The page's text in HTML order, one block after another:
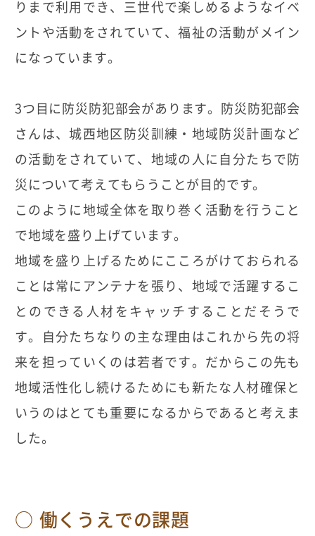
りまで利用でき、三世代で楽しめるようなイベ
ントや活動をされていて、福祉の活動がメイン
になっています。
3つ目に防災防犯部会があります。防災防犯部会
さんは、城西地区防災訓練・地域防災計画など
の活動をされていて、地域の人に自分たちで防
災について考えてもらうことが目的です。
このように地域全体を取り巻く活動を行うこと
で地域を盛り上げています。
地域を盛り上げるためにこころがけておられる
ことは常にアンテナを張り、地域で活躍するこ
とのできる人材をキャッチすることだそうで
す。自分たちなりの主な理由はこれから先の将
来を担っていくのは若者です。だからこの先も
地域活性化し続けるためにも新たな人材確保と
いうのはとても重要になるからであると考えま
した。
働くうえでの課題